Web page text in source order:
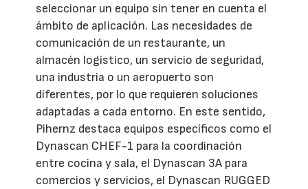
seleccionar un equipo sin tener en cuenta el
ámbito de aplicación. Las necesidades de
comunicación de un restaurante, un
almacén logístico, un servicio de seguridad,
una industria o un aeropuerto son
diferentes, por lo que requieren soluciones
adaptadas a cada entorno. En este sentido,
Pihernz destaca equipos específicos como el
Dynascan CHEF-1 para la coordinación
entre cocina y sala, el Dynascan 3A para
comercios y servicios, el Dynascan RUGGED